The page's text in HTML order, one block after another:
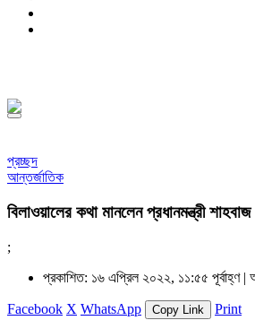
প্রচ্ছদ
আন্তর্জাতিক
বিলাওয়ালের কথা মানলেন প্রধানমন্ত্রী শাহবাজ
;
প্রকাশিত: ১৬ এপ্রিল ২০২২, ১১:৫৫ পূর্বাহ্ণ |
Facebook X WhatsApp Copy Link Print